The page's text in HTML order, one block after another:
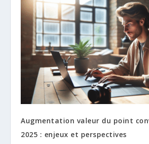
Augmentation valeur du point
2025 : enjeux et perspectives